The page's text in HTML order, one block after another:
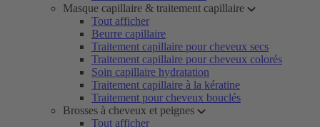
Masque capillaire & traitement capillaire
Tout afficher
Beurre capillaire
Traitement capillaire pour cheveux secs
Traitement capillaire pour cheveux colorés
Soin capillaire hydratation
Traitement capillaire à la kératine
Traitement pour cheveux bouclés
Brosses à cheveux et peignes
Tout afficher